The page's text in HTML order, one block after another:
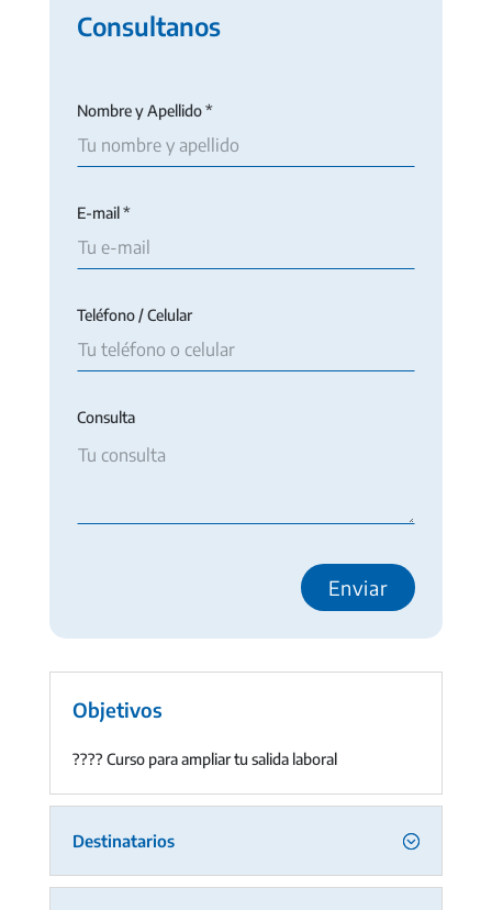
Consultanos
Nombre y Apellido *
E-mail *
Teléfono / Celular
Consulta
Objetivos
???? Curso para ampliar tu salida laboral
Destinatarios